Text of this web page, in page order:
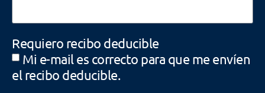
Requiero recibo deducible
Mi e-mail es correcto para que me envíen
el recibo deducible.